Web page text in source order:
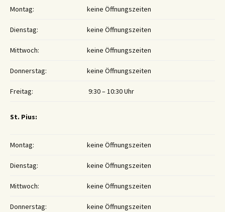
Montag: keine Öffnungszeiten
Dienstag: keine Öffnungszeiten
Mittwoch: keine Öffnungszeiten
Donnerstag: keine Öffnungszeiten
Freitag: 9:30 – 10:30 Uhr
St. Pius:
Montag: keine Öffnungszeiten
Dienstag: keine Öffnungszeiten
Mittwoch: keine Öffnungszeiten
Donnerstag: keine Öffnungszeiten